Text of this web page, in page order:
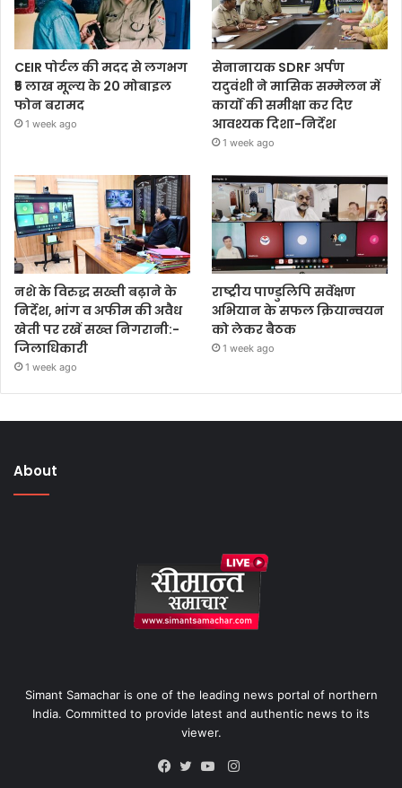
CEIR पोर्टल की मदद से लगभग
₹5 लाख मूल्य के 20 मोबाइल
फोन बरामद
1 week ago
सेनानायक SDRF अर्पण
यदुवंशी ने मासिक सम्मेलन में
कार्यों की समीक्षा कर दिए
आवश्यक दिशा-निर्देश
1 week ago
नशे के विरुद्ध सख्ती बढ़ाने के
निर्देश, भांग व अफीम की अवैध
खेती पर रखें सख्त निगरानी:-
जिलाधिकारी
1 week ago
राष्ट्रीय पाण्डुलिपि सर्वेक्षण
अभियान के सफल क्रियान्वयन
को लेकर बैठक
1 week ago
About
Simant Samachar is one of the leading news portal of northern
India. Committed to provide latest and authentic news to its
viewer.
Instagram